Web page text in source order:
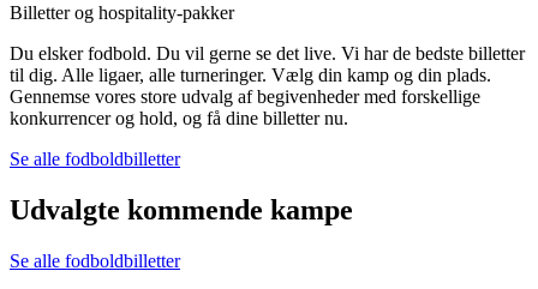
Billetter og hospitality-pakker
Du elsker fodbold. Du vil gerne se det live. Vi har de bedste billetter
til dig. Alle ligaer, alle turneringer. Vælg din kamp og din plads.
Gennemse vores store udvalg af begivenheder med forskellige
konkurrencer og hold, og få dine billetter nu.
Se alle fodboldbilletter
Udvalgte kommende kampe
Se alle fodboldbilletter